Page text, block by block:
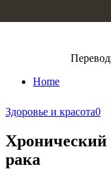
Home
Здоровье и красота0
Хронический
рака